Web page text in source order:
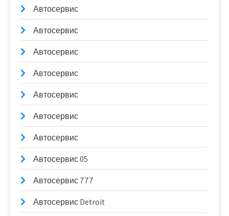
Автосервис
Автосервис
Автосервис
Автосервис
Автосервис
Автосервис
Автосервис
Автосервис 05
Автосервис 777
Автосервис Detroit